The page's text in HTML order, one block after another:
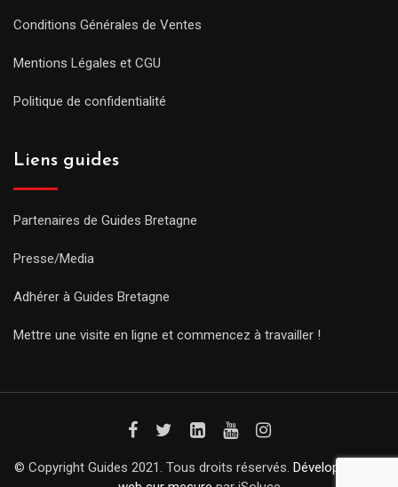
Conditions Générales de Ventes
Mentions Légales et CGU
Politique de confidentialité
Liens guides
Partenaires de Guides Bretagne
Presse/Media
Adhérer à Guides Bretagne
Mettre une visite en ligne et commencez à travailler !
© Copyright Guides 2021. Tous droits réservés. Développement